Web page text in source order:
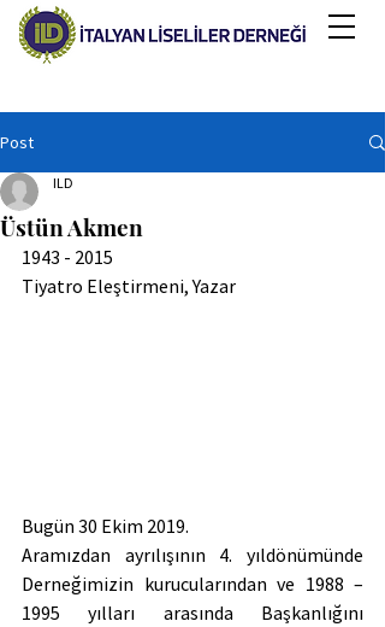
Post
Üstün Akmen
ILD
1943 - 2015
Tiyatro Eleştirmeni, Yazar​
Bugün 30 Ekim 2019.
Aramızdan ayrılışının 4. yıldönümünde
Derneğimizin kurucularından ve 1988 –
1995 yılları arasında Başkanlığını